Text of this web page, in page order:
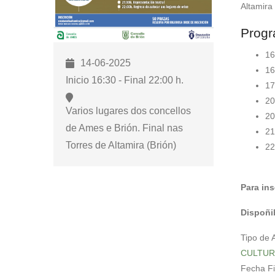
14-06-2025
Inicio 16:30 - Final 22:00 h.
Varios lugares dos concellos
de Ames e Brión. Final nas
Torres de Altamira (Brión)
Altamira
Para
Tipo de
Fecha